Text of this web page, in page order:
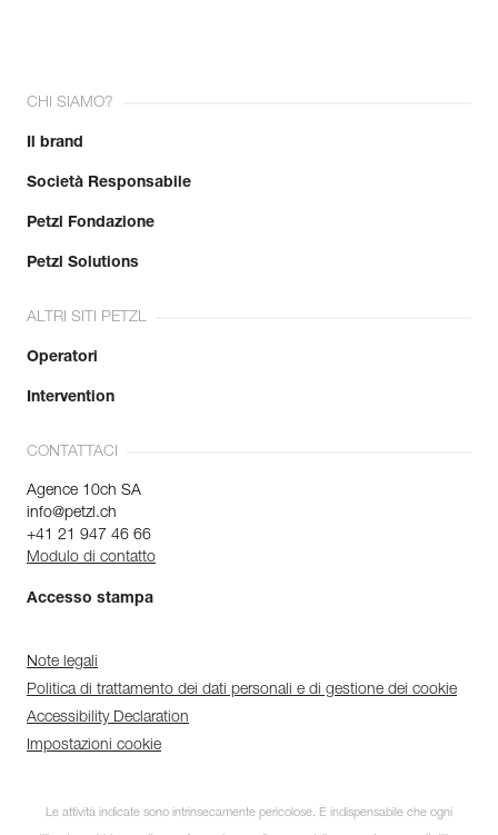
CHI SIAMO?
Il brand
Società Responsabile
Petzl Fondazione
Petzl Solutions
ALTRI SITI PETZL
Operatori
Intervention
CONTATTACI
Agence 10ch SA
info@petzl.ch
+41 21 947 46 66
Modulo di contatto
Accesso stampa
Note legali
Politica di trattamento dei dati personali e di gestione dei cookie
Accessibility Declaration
Impostazioni cookie
Le attività indicate sono intrinsecamente pericolose. È indispensabile che ogni